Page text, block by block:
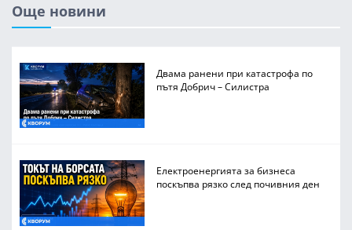
Още новини
Двама ранени при катастрофа по
пътя Добрич – Силистра
Електроенергията за бизнеса
поскъпва рязко след почивния ден